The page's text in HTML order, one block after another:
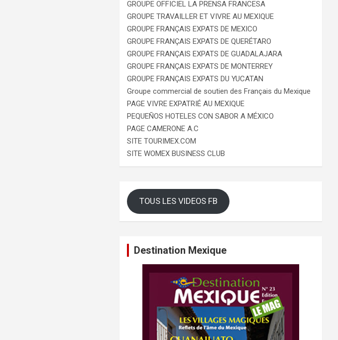
GROUPE OFFICIEL LA PRENSA FRANCESA
GROUPE TRAVAILLER ET VIVRE AU MEXIQUE
GROUPE FRANÇAIS EXPATS DE MEXICO
GROUPE FRANÇAIS EXPATS DE QUERÉTARO
GROUPE FRANÇAIS EXPATS DE GUADALAJARA
GROUPE FRANÇAIS EXPATS DE MONTERREY
GROUPE FRANÇAIS EXPATS DU YUCATAN
Groupe commercial de soutien des Français du Mexique
PAGE VIVRE EXPATRIÉ AU MEXIQUE
PEQUEÑOS HOTELES CON SABOR A MÉXICO
PAGE CAMERONE A.C
SITE TOURIMEX.COM
SITE WOMEX BUSINESS CLUB
TOUS LES VIDEOS FB
Destination Mexique